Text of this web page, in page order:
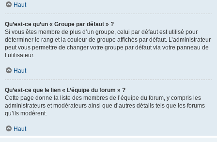
Haut
Qu’est-ce qu’un « Groupe par défaut » ?
Si vous êtes membre de plus d’un groupe, celui par défaut est utilisé pour
déterminer le rang et la couleur de groupe affichés par défaut. L’administrateur
peut vous permettre de changer votre groupe par défaut via votre panneau de
l’utilisateur.
Haut
Qu’est-ce que le lien « L’équipe du forum » ?
Cette page donne la liste des membres de l’équipe du forum, y compris les
administrateurs et modérateurs ainsi que d’autres détails tels que les forums
qu’ils modèrent.
Haut